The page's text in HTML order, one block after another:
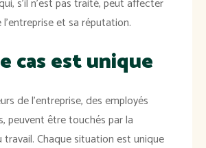
s'il n'est pas traité, peut affecter
l'entreprise et sa réputation.
cas est unique
de l'entreprise, des employés
peuvent être touchés par la
Chaque situation est unique